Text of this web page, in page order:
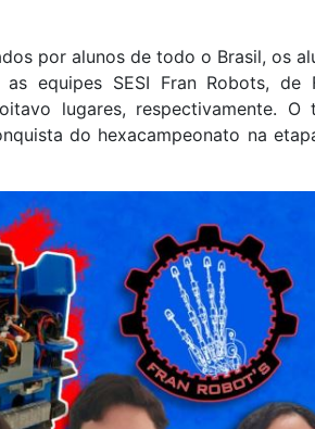
por alunos de todo o Brasil, os
equipes SESI Fran Robots, de
lugares, respectivamente.
do hexacampeonato na